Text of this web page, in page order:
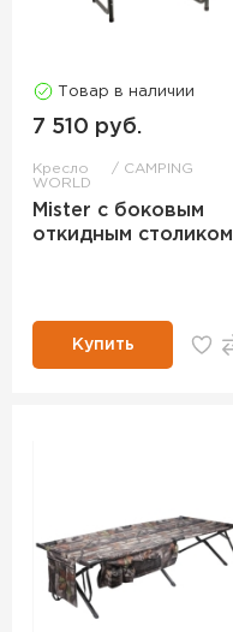
Товар в наличии
7 510 руб.
Кресло
CAMPING
WORLD
Mister с боковым
откидным столиком
Купить